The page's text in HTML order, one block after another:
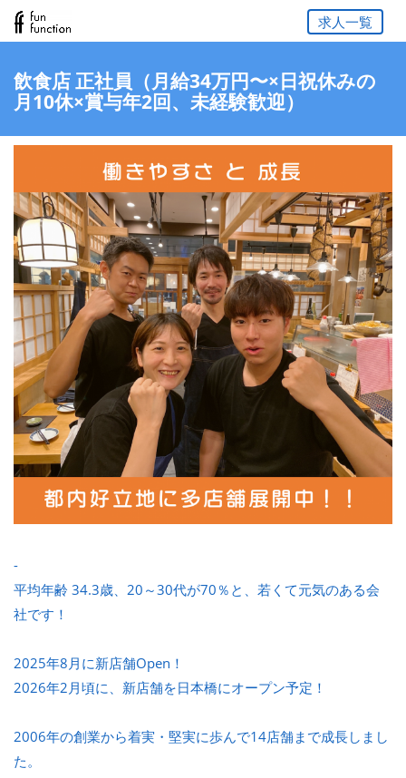
求人一覧
飲食店 正社員（月給34万円〜×日祝休みの
月10休×賞与年2回、未経験歓迎）
-
平均年齢 34.3歳、20～30代が70％と、若くて元気のある会
社です！
2025年8月に新店舗Open！
2026年2月頃に、新店舗を日本橋にオープン予定！
2006年の創業から着実・堅実に歩んで14店舗まで成長しまし
た。